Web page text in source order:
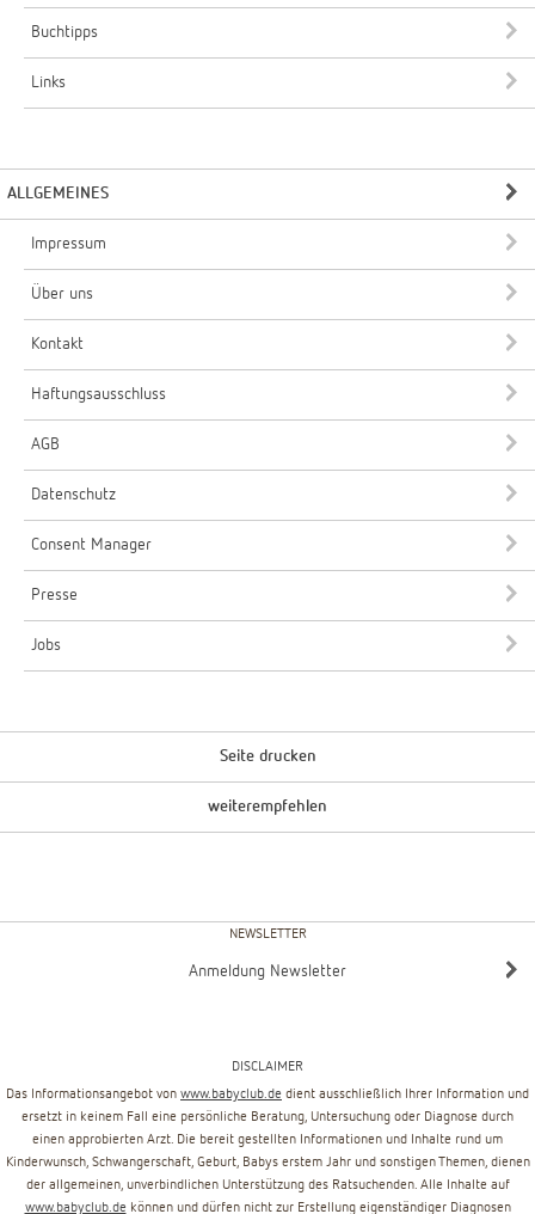
Buchtipps
Links
ALLGEMEINES
Impressum
Über uns
Kontakt
Haftungsausschluss
AGB
Datenschutz
Consent Manager
Presse
Jobs
Seite drucken
weiterempfehlen
NEWSLETTER
Anmeldung Newsletter
DISCLAIMER
Das Informationsangebot von www.babyclub.de dient ausschließlich Ihrer Information und
ersetzt in keinem Fall eine persönliche Beratung, Untersuchung oder Diagnose durch
einen approbierten Arzt. Die bereit gestellten Informationen und Inhalte rund um
Kinderwunsch, Schwangerschaft, Geburt, Babys erstem Jahr und sonstigen Themen, dienen
der allgemeinen, unverbindlichen Unterstützung des Ratsuchenden. Alle Inhalte auf
www.babyclub.de können und dürfen nicht zur Erstellung eigenständiger Diagnosen